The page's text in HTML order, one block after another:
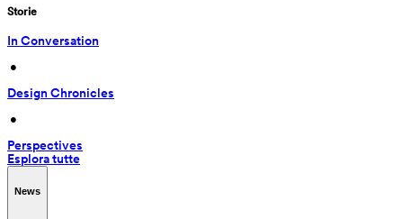
Storie
In Conversation
•
Design Chronicles
•
Perspectives
Esplora tutte
News